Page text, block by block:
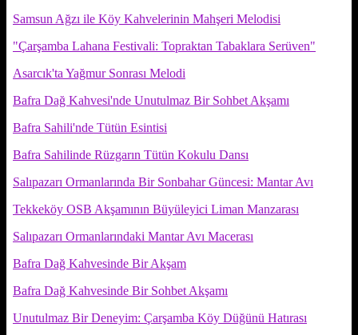
Samsun Ağzı ile Köy Kahvelerinin Mahşeri Melodisi
"Çarşamba Lahana Festivali: Topraktan Tabaklara Serüven"
Asarcık'ta Yağmur Sonrası Melodi
Bafra Dağ Kahvesi'nde Unutulmaz Bir Sohbet Akşamı
Bafra Sahili'nde Tütün Esintisi
Bafra Sahilinde Rüzgarın Tütün Kokulu Dansı
Salıpazarı Ormanlarında Bir Sonbahar Güncesi: Mantar Avı
Tekkeköy OSB Akşamının Büyüleyici Liman Manzarası
Salıpazarı Ormanlarındaki Mantar Avı Macerası
Bafra Dağ Kahvesinde Bir Akşam
Bafra Dağ Kahvesinde Bir Sohbet Akşamı
Unutulmaz Bir Deneyim: Çarşamba Köy Düğünü Hatırası